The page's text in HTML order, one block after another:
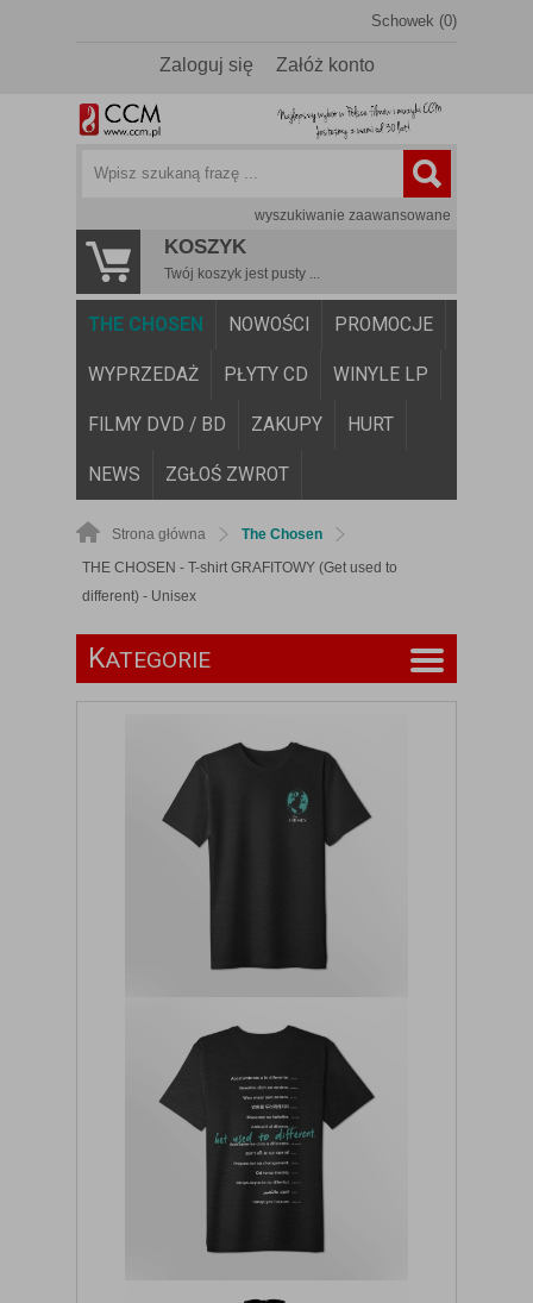
Schowek (0)
Zaloguj się Załóż konto
wyszukiwanie zaawansowane
KOSZYK
Twój koszyk jest pusty ...
THE CHOSEN NOWOŚCI PROMOCJE
WYPRZEDAŻ PŁYTY CD WINYLE LP
FILMY DVD / BD ZAKUPY HURT
NEWS ZGŁOŚ ZWROT
Strona główna
The Chosen
THE CHOSEN - T-shirt GRAFITOWY (Get used to
different) - Unisex
KATEGORIE